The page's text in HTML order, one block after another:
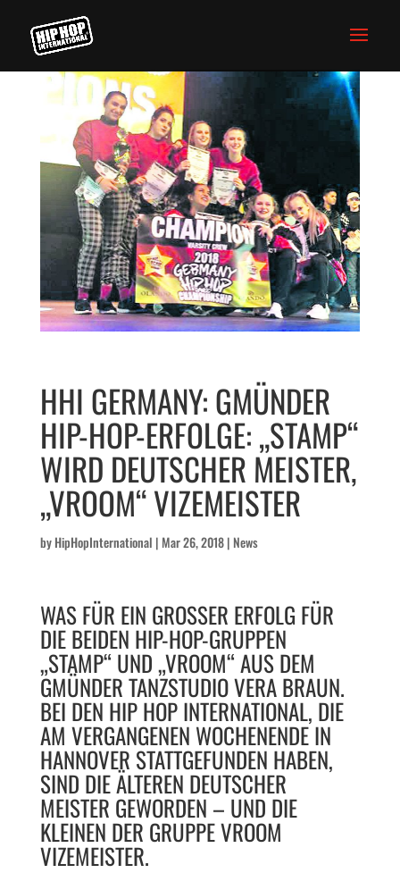
HHI GERMANY: GMÜNDER
HIP-​HOP-​ERFOLGE: „STAMP“
WIRD DEUTSCHER MEISTER,
„VROOM“ VIZEMEISTER
byHipHopInternational | Mar 26, 2018| News
WAS FÜR EIN GROSSER ERFOLG FÜR D
IE BEIDEN HIP-​HOP-​GRUPPEN „
STAMP“ UND „VROOM“ AUS DEM G
MÜNDER TANZSTUDIO VERA BRAUN. B
EI DEN HIP HOP INTERNATIONAL, DIE A
M VERGANGENEN WOCHENENDE IN H
ANNOVER STATTGEFUNDEN HABEN, S
IND DIE ÄLTEREN DEUTSCHER M
EISTER GEWORDEN – UND DIE K
LEINEN DER GRUPPE VROOM V
IZEMEISTER.